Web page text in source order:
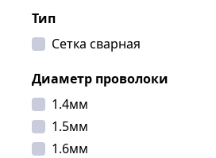
Тип
Сетка сварная
Диаметр проволоки
1.4мм
1.5мм
1.6мм